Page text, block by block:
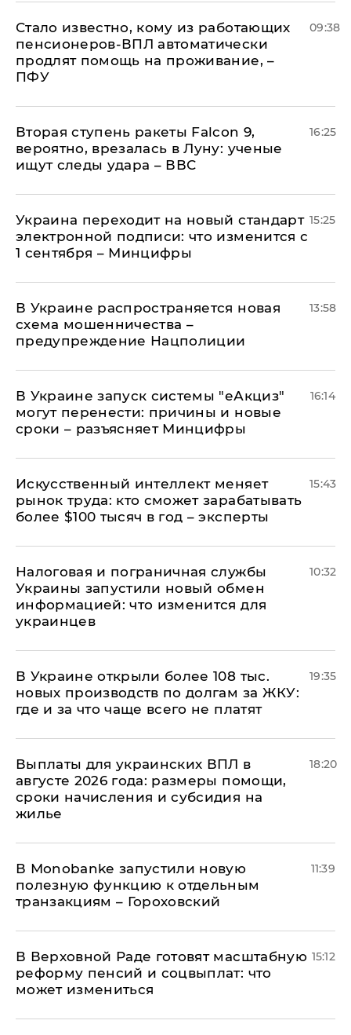
Стало известно, кому из работающих
пенсионеров-ВПЛ автоматически
продлят помощь на проживание, –
ПФУ
09:38
Вторая ступень ракеты Falcon 9,
вероятно, врезалась в Луну: ученые
ищут следы удара – ВВС
16:25
Украина переходит на новый стандарт
электронной подписи: что изменится с
1 сентября – Минцифры
15:25
В Украине распространяется новая
схема мошенничества –
предупреждение Нацполиции
13:58
В Украине запуск системы "еАкциз"
могут перенести: причины и новые
сроки – разъясняет Минцифры
16:14
Искусственный интеллект меняет
рынок труда: кто сможет зарабатывать
более $100 тысяч в год – эксперты
15:43
Налоговая и пограничная службы
Украины запустили новый обмен
информацией: что изменится для
украинцев
10:32
В Украине открыли более 108 тыс.
новых производств по долгам за ЖКУ:
где и за что чаще всего не платят
19:35
Выплаты для украинских ВПЛ в
августе 2026 года: размеры помощи,
сроки начисления и субсидия на
жилье
18:20
В Мonobankе запустили новую
полезную функцию к отдельным
транзакциям – Гороховский
11:39
В Верховной Раде готовят масштабную
реформу пенсий и соцвыплат: что
может измениться
15:12